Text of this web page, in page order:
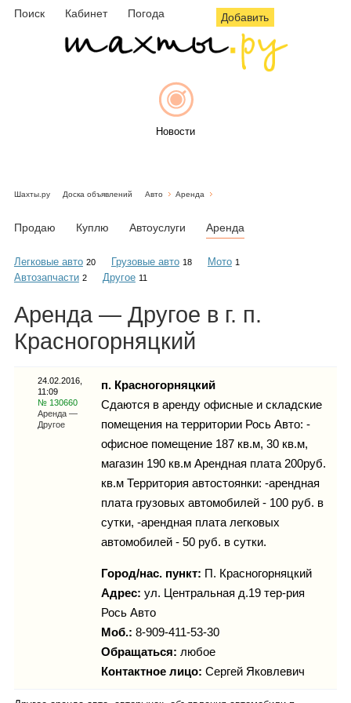
Поиск Кабинет Погода Добавить
Новости
Объявления
Каталог
Инфо
Гороскоп
Карты
Фотогалерея
Шахты.ру Доска объявлений Авто Аренда
Продаю Куплю Автоуслуги Аренда
Легковые авто 20 Грузовые авто 18 Мото 1
Автозапчасти 2 Другое 11
Аренда — Другое в г. п.
Красногорняцкий
24.02.2016,
11:09
№ 130660
Аренда —
Другое
п. Красногорняцкий
Сдаются в аренду офисные и складские
помещения на территории Рось Авто: -
офисное помещение 187 кв.м, 30 кв.м,
магазин 190 кв.м Арендная плата 200руб.
кв.м Территория автостоянки: -арендная
плата грузовых автомобилей - 100 руб. в
сутки, -арендная плата легковых
автомобилей - 50 руб. в сутки.
Город/нас. пункт: П. Красногорняцкий
Адрес: ул. Центральная д.19 тер-рия
Рось Авто
Моб.: 8-909-411-53-30
Обращаться: любое
Контактное лицо: Сергей Яковлевич